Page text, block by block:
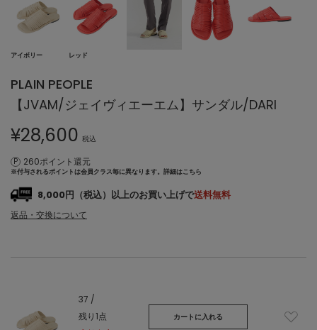
アイボリー レッド
PLAIN PEOPLE
【JVAM/ジェイヴィエーエム】サンダル/DARI
¥28,600 税込
260ポイント還元
※付与されるポイントは会員クラス毎に異なります。 詳細はこちら
8,000円（税込）以上のお買い上げで送料無料
返品・交換について
37 /
残り1点
カートに入れる